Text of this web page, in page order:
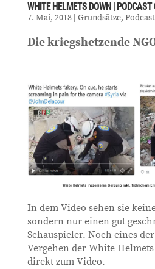
WHITE HELMETS DOWN |
7. Mai, 2018| Grundsätze,
Die kriegshetzende
In dem Video sehen sie
sondern nur einen gut
Schauspieler. Noch eines
Vergehen der White
direkt zum Video.